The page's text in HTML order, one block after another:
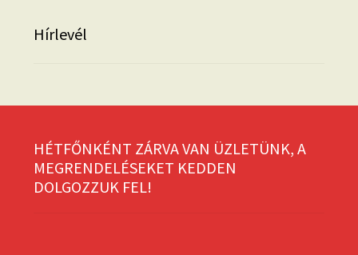
Hírlevél
HÉTFŐNKÉNT ZÁRVA VAN ÜZLETÜNK, A
MEGRENDELÉSEKET KEDDEN
DOLGOZZUK FEL!